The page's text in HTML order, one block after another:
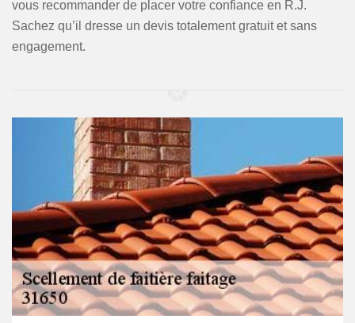
vous recommander de placer votre confiance en R.J.
Sachez qu’il dresse un devis totalement gratuit et sans
engagement.